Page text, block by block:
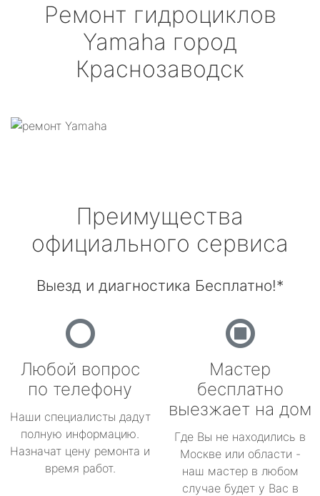
Ремонт гидроциклов
Yamaha город
Краснозаводск
Преимущества
официального сервиса
Выезд и диагностика Бесплатно!*
Любой вопрос
по телефону
Наши специалисты дадут
полную информацию.
Назначат цену ремонта и
время работ.
Мастер
бесплатно
выезжает на дом
Где Вы не находились в
Москве или области -
наш мастер в любом
случае будет у Вас в